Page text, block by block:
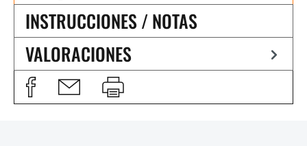
INSTRUCCIONES / NOTAS
VALORACIONES